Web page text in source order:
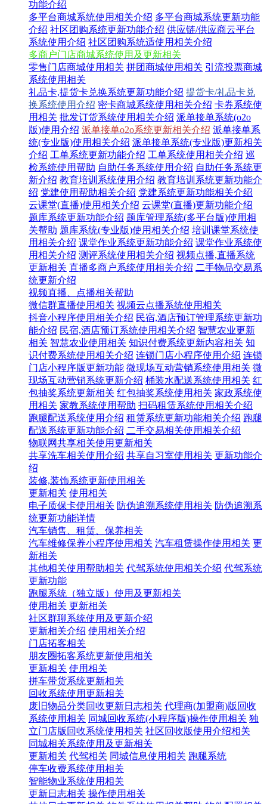
功能介绍
多平台商城系统使用相关介绍 多平台商城系统更新功能
介绍 社区团购系统更新功能介绍 供应链/供应商云平台
系统使用介绍 社区团购系统适使用相关介绍
多商户门店商城系统使用及更新相关
零售门店商城使用相关 拼团商城使用相关 引流投票商城
系统使用相关
礼品卡,提货卡兑换系统更新功能介绍 提货卡/礼品卡兑
换系统使用介绍 密卡商城系统使用相关介绍 卡券系统使
用相关 批发订货系统使用相关介绍 派单接单系统(o2o
版)使用介绍 派单接单o2o系统更新相关介绍 派单接单系
统(专业版)使用相关介绍 派单接单系统(专业版)更新相关
介绍 工单系统更新功能介绍 工单系统使用相关介绍 巡
检系统使用帮助 自助任务系统使用介绍 自助任务系统更
新介绍 教育培训系统使用介绍 教育培训系统更新功能介
绍 党建使用帮助相关介绍 党建系统更新功能相关介绍
云课堂(直播)使用相关介绍 云课堂(直播)更新功能介绍
题库系统更新功能介绍 题库管理系统(多平台版)使用相
关帮助 题库系统(专业版)使用相关介绍 培训课堂系统使
用相关介绍 课堂作业系统更新功能介绍 课堂作业系统使
用相关介绍 测评系统使用相关介绍 视频点播,直播系统
更新相关 直播多商户系统使用相关介绍 二手物品交易系
统更新介绍
视频直播、点播相关帮助
微信群直播使用相关 视频云点播系统使用相关
抖音小程序使用相关介绍 民宿,酒店预订管理系统更新功
能介绍 民宿,酒店预订系统使用相关介绍 智慧农业更新
相关 智慧农业使用相关 知识付费系统更新内容相关 知
识付费系统使用相关介绍 连锁门店小程序使用介绍 连锁
门店小程序版更新功能 微现场互动营销系统使用相关 微
现场互动营销系统更新介绍 桶装水配送系统使用相关 红
包抽奖系统更新相关 红包抽奖系统使用相关 家政系统使
用相关 家教系统使用帮助 扫码租赁系统使用相关介绍
跑腿配送系统使用介绍 租赁系统更新功能相关介绍 跑腿
配送系统更新功能介绍 二手交易相关使用相关介绍
物联网共享相关使用更新相关
共享洗车相关使用介绍 共享自习室使用相关 更新功能介
绍
装修,装饰系统更新使用相关
更新相关 使用相关
电子质保卡使用相关 防伪追溯系统使用相关 防伪追溯系
统更新功能详情
汽车销售、租赁、保养相关
汽车维修保养小程序使用相关 汽车租赁操作使用相关 更
新相关
其他相关使用帮助相关 代驾系统使用相关介绍 代驾系统
更新功能
跑腿系统（独立版）使用及更新相关
使用相关 更新相关
社区群聊系统使用及更新介绍
更新相关介绍 使用相关介绍
门店拓客相关
朋友圈拓客系统更新使用相关
更新相关 使用相关
拼车带货系统更新相关
回收系统使用更新相关
废旧物品分类回收更新日志相关 代理商(加盟商)版回收
系统使用相关 同城回收系统(小程序版)操作使用相关 独
立门店版回收系统使用相关 社区回收版使用介绍相关
同城相关系统使用及更新相关
更新相关 代驾相关 同城信息使用相关 跑腿系统
停车收费系统使用相关
智能物业系统使用相关
更新日志相关 操作使用相关